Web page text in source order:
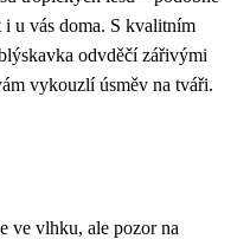
u vás doma. S kvalitním
odvděčí zářivými
vykouzlí úsměv na tváři.
ve vlhku, ale pozor na